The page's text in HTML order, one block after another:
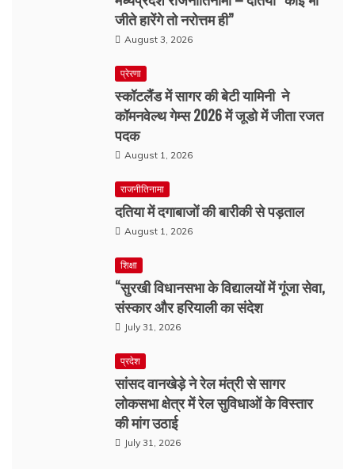
जीते हारेंगे तो नरोत्तम ही”
August 3, 2026
प्रेरणा
स्कॉटलैंड में सागर की बेटी यामिनी ने
कॉमनवेल्थ गेम्स 2026 में जूडो में जीता रजत
पदक
August 1, 2026
राजनीतिनामा
दतिया में दगाबाजों की बारीकी से पड़ताल
August 1, 2026
शिक्षा
“सुरखी विधानसभा के विद्यालयों में गूंजा सेवा,
संस्कार और हरियाली का संदेश
July 31, 2026
प्रदेश
सांसद वानखेड़े ने रेल मंत्री से सागर
लोकसभा क्षेत्र में रेल सुविधाओं के विस्तार
की मांग उठाई
July 31, 2026